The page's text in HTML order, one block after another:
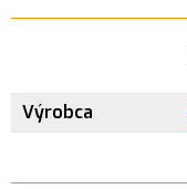
Výrobca